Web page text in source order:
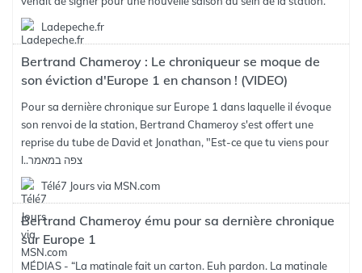
Ladepeche.fr
Bertrand Chameroy : Le chroniqueur se moque de
son éviction d'Europe 1 en chanson ! (VIDEO)
Pour sa dernière chronique sur Europe 1 dans laquelle il évoque
son renvoi de la station, Bertrand Chameroy s'est offert une
reprise du tube de David et Jonathan, "Est-ce que tu viens pour
l..צפה במאמר
Télé7 Jours via MSN.com
Bertrand Chameroy ému pour sa dernière chronique
sur Europe 1
MÉDIAS - “La matinale fait un carton. Euh pardon. La matinale